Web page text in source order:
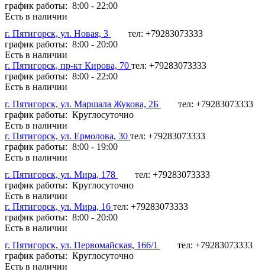
график работы: 8:00 - 22:00
Есть в наличии
г. Пятигорск, ул. Новая, 3
тел: +79283073333
график работы: 8:00 - 20:00
Есть в наличии
г. Пятигорск, пр-кт Кирова, 70 тел: +79283073333
график работы: 8:00 - 22:00
Есть в наличии
г. Пятигорск, ул. Маршала Жукова, 2Б
тел: +79283073333
график работы: Круглосуточно
Есть в наличии
г. Пятигорск, ул. Ермолова, 30 тел: +79283073333
график работы: 8:00 - 19:00
Есть в наличии
г. Пятигорск, ул. Мира, 178
тел: +79283073333
график работы: Круглосуточно
Есть в наличии
г. Пятигорск, ул. Мира, 16 тел: +79283073333
график работы: 8:00 - 20:00
Есть в наличии
г. Пятигорск, ул. Первомайская, 166/1
тел: +79283073333
график работы: Круглосуточно
Есть в наличии